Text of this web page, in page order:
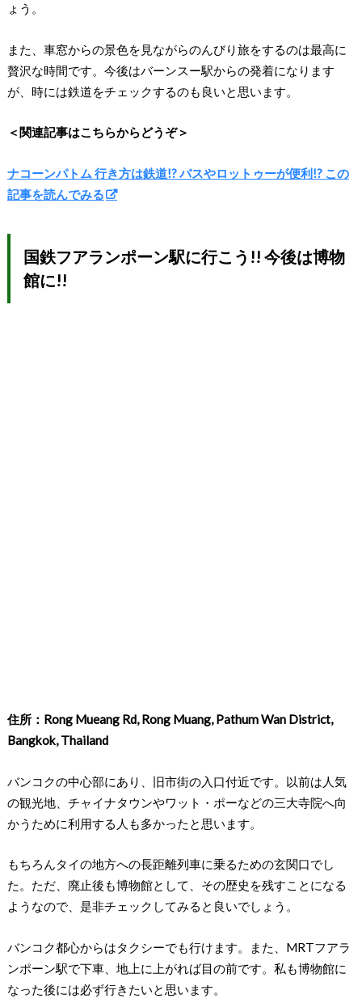
ょう。
また、車窓からの景色を見ながらのんびり旅をするのは最高に
贅沢な時間です。今後はバーンスー駅からの発着になります
が、時には鉄道をチェックするのも良いと思います。
＜関連記事はこちらからどうぞ＞
ナコーンパトム 行き方は鉄道!? バスやロットゥーが便利!? この
記事を読んでみる
国鉄フアランポーン駅に行こう!! 今後は博物
館に!!
住所：Rong Mueang Rd, Rong Muang, Pathum Wan District,
Bangkok, Thailand
バンコクの中心部にあり、旧市街の入口付近です。以前は人気
の観光地、チャイナタウンやワット・ポーなどの三大寺院へ向
かうために利用する人も多かったと思います。
もちろんタイの地方への長距離列車に乗るための玄関口でし
た。ただ、廃止後も博物館として、その歴史を残すことになる
ようなので、是非チェックしてみると良いでしょう。
バンコク都心からはタクシーでも行けます。また、MRTフアラ
ンポーン駅で下車、地上に上がれば目の前です。私も博物館に
なった後には必ず行きたいと思います。